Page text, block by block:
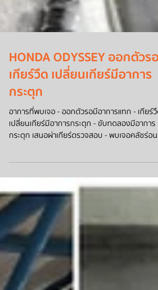
HONDA ODYSSEY ออกตัวรอ
เกียร์วืด เปลี่ยนเกียร์มีอาการ
กระตุก
อาการที่พบเจอ - ออกตัวรอมีอาการแทก - เกียร์วืด
เปลี่ยนเกียร์มีอาการกระตุก - ขับทดลองมีอาการ
กระตุก เสนอผ่าเกียร์ตรวจสอบ - พบเจอคลัชร่อน...